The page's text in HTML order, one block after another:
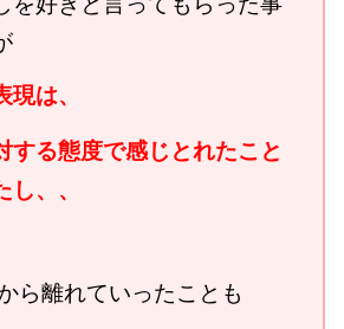
は、
する態度で感じとれたこと
、、
ら離れていったことも